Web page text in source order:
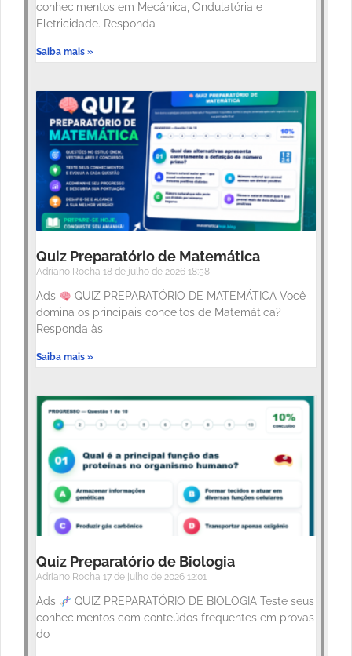
conhecimentos em Mecânica, Ondulatória e
Eletricidade. Responda
Saiba mais »
Quiz Preparatório de Matemática
Adriano Rocha 18 de julho de 2026 18:58
Ads
QUIZ PREPARATÓRIO DE MATEMÁTICA Você
domina os principais conceitos de Matemática?
Responda às
Saiba mais »
Quiz Preparatório de Biologia
Adriano Rocha 17 de julho de 2026 12:01
Ads
QUIZ PREPARATÓRIO DE BIOLOGIA Teste seus
conhecimentos com conteúdos frequentes em provas
do